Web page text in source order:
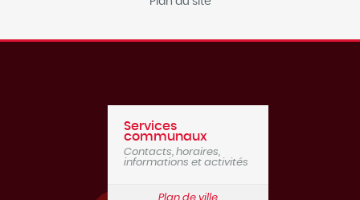
Services
communaux
Contacts, horaires,
informations et activités
Plan de ville